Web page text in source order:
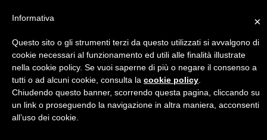
INGRESSI DIGITALI
Home BARRIERE ATEX EEXI
×
Informativa
Questo sito o gli strumenti terzi da questo utilizzati si avvalgono di
cookie necessari al funzionamento ed utili alle finalità illustrate
nella cookie policy. Se vuoi saperne di più o negare il consenso a
tutti o ad alcuni cookie, consulta la cookie policy
Chiudendo questo banner, scorrendo questa pagina, cliccando su
un link o proseguendo la navigazione in altra maniera, acconsenti
all’uso dei cookie.